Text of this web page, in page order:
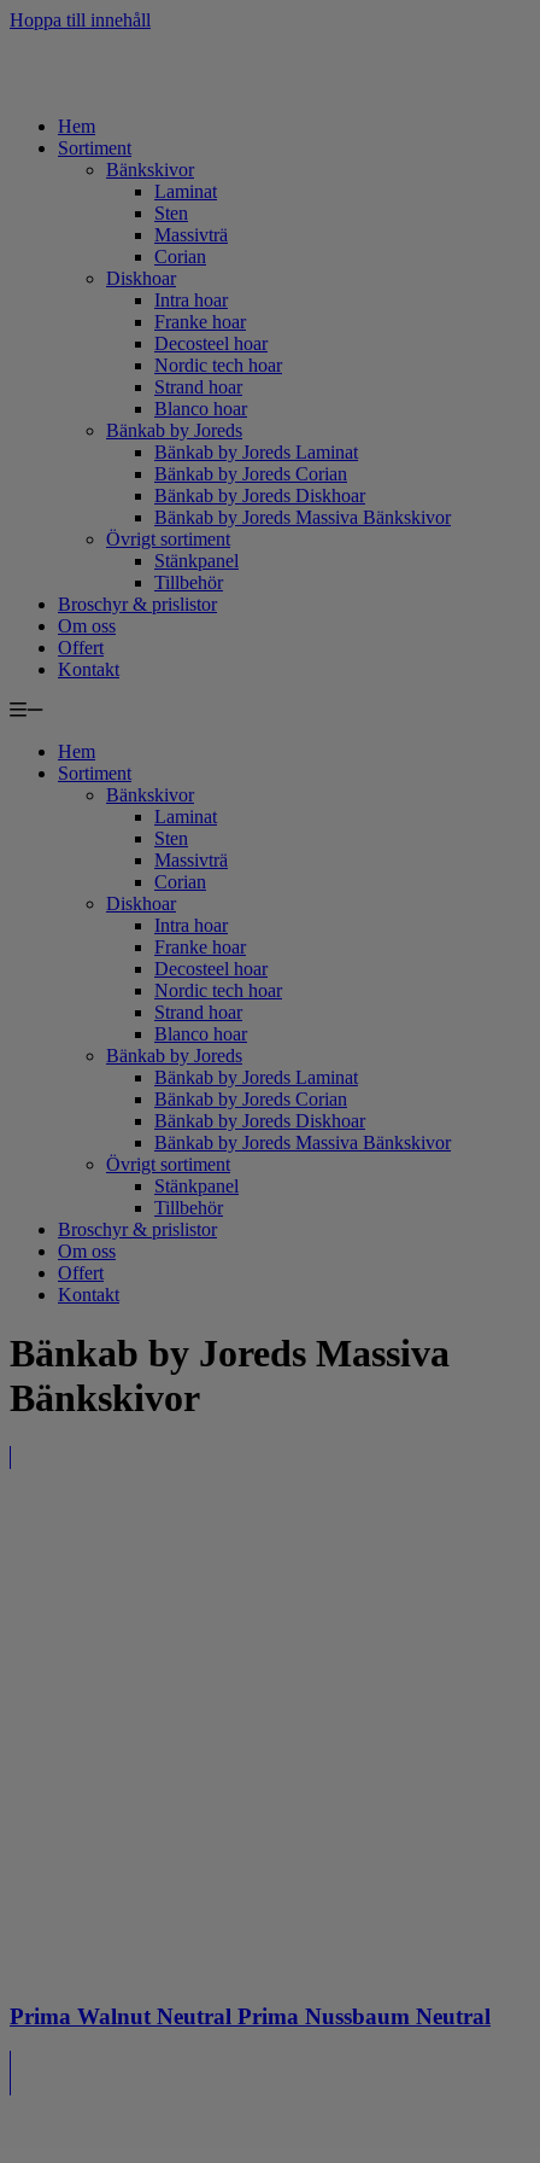
Hoppa till innehåll
Hem
Sortiment
Bänkskivor
Laminat
Sten
Massivträ
Corian
Diskhoar
Intra hoar
Franke hoar
Decosteel hoar
Nordic tech hoar
Strand hoar
Blanco hoar
Bänkab by Joreds
Bänkab by Joreds Laminat
Bänkab by Joreds Corian
Bänkab by Joreds Diskhoar
Bänkab by Joreds Massiva Bänkskivor
Övrigt sortiment
Stänkpanel
Tillbehör
Broschyr & prislistor
Om oss
Offert
Kontakt
Hem
Sortiment
Bänkskivor
Laminat
Sten
Massivträ
Corian
Diskhoar
Intra hoar
Franke hoar
Decosteel hoar
Nordic tech hoar
Strand hoar
Blanco hoar
Bänkab by Joreds
Bänkab by Joreds Laminat
Bänkab by Joreds Corian
Bänkab by Joreds Diskhoar
Bänkab by Joreds Massiva Bänkskivor
Övrigt sortiment
Stänkpanel
Tillbehör
Broschyr & prislistor
Om oss
Offert
Kontakt
Bänkab by Joreds Massiva
Bänkskivor
Prima Walnut Neutral Prima Nussbaum Neutral